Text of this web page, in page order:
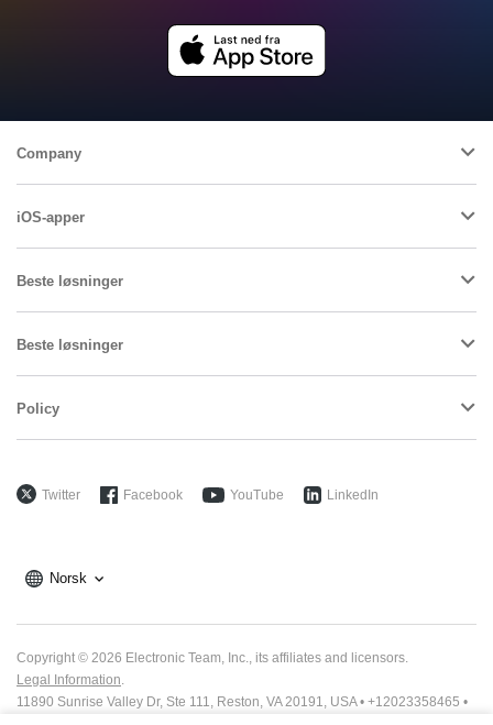
Electronic Team uses cookies to personalize your
experience on our website. By continuing to use this site,
you agree to our cookie policy. Click hereto learn more.
Company
iOS-apper
Beste løsninger
Beste løsninger
Policy
Twitter Facebook YouTube LinkedIn
Norsk
Copyright © 2026 Electronic Team, Inc., its affiliates and licensors.
Legal Information.
11890 Sunrise Valley Dr, Ste 111, Reston, VA 20191, USA • +12023358465 •